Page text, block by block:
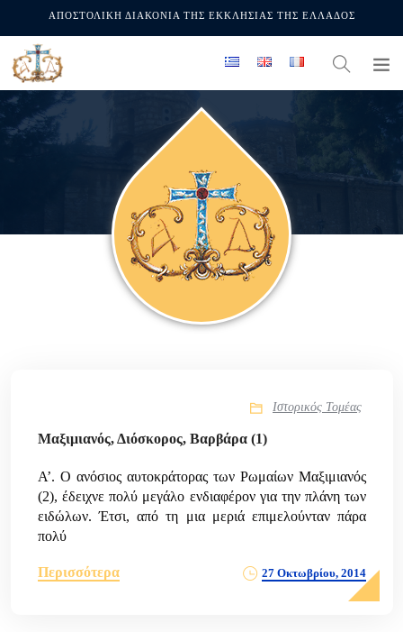
ΑΠΟΣΤΟΛΙΚΗ ΔΙΑΚΟΝΙΑ ΤΗΣ ΕΚΚΛΗΣΙΑΣ ΤΗΣ ΕΛΛΑΔΟΣ
Ιστορικός Τομέας
Μαξιμιανός, Διόσκορος, Βαρβάρα (1)
Α’. O ανόσιος αυτοκράτορας των Ρωμαίων Μαξιμιανός
(2), έδειχνε πολύ μεγάλο ενδιαφέρον για την πλάνη των
ειδώλων. Έτσι, από τη μια μεριά επιμελούνταν πάρα
πολύ
Περισσότερα 27 Οκτωβρίου, 2014